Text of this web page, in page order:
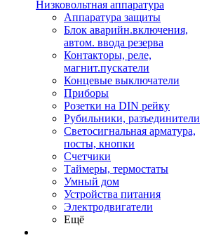
Низковольтная аппаратура
Аппаратура защиты
Блок аварийн.включения,
автом. ввода резерва
Контакторы, реле,
магнит.пускатели
Концевые выключатели
Приборы
Розетки на DIN рейку
Рубильники, разъединители
Светосигнальная арматура,
посты, кнопки
Счетчики
Таймеры, термостаты
Умный дом
Устройства питания
Электродвигатели
Ещё